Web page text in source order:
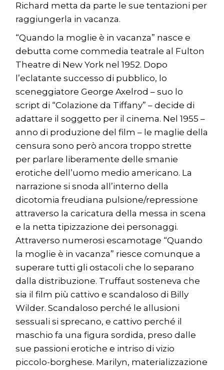
Richard metta da parte le sue tentazioni per
raggiungerla in vacanza.
“Quando la moglie è in vacanza” nasce e
debutta come commedia teatrale al Fulton
Theatre di New York nel 1952. Dopo
l’eclatante successo di pubblico, lo
sceneggiatore George Axelrod – suo lo
script di “Colazione da Tiffany” – decide di
adattare il soggetto per il cinema. Nel 1955 –
anno di produzione del film – le maglie della
censura sono però ancora troppo strette
per parlare liberamente delle smanie
erotiche dell’uomo medio americano. La
narrazione si snoda all’interno della
dicotomia freudiana pulsione/repressione
attraverso la caricatura della messa in scena
e la netta tipizzazione dei personaggi.
Attraverso numerosi escamotage “Quando
la moglie è in vacanza” riesce comunque a
superare tutti gli ostacoli che lo separano
dalla distribuzione. Truffaut sosteneva che
sia il film più cattivo e scandaloso di Billy
Wilder. Scandaloso perché le allusioni
sessuali si sprecano, e cattivo perché il
maschio fa una figura sordida, preso dalle
sue passioni erotiche e intriso di vizio
piccolo-borghese. Marilyn, materializzazione